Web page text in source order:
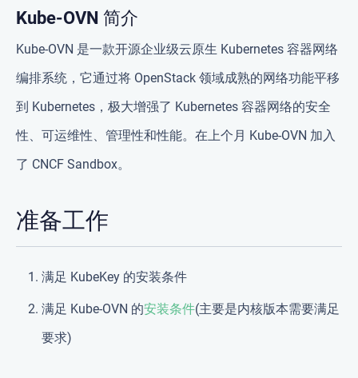
Kube-OVN 简介
Kube-OVN 是一款开源企业级云原生 Kubernetes 容器网络
编排系统，它通过将 OpenStack 领域成熟的网络功能平移
到 Kubernetes，极大增强了 Kubernetes 容器网络的安全
性、可运维性、管理性和性能。在上个月 Kube-OVN 加入
了 CNCF Sandbox。
准备工作
满足 KubeKey 的安装条件
满足 Kube-OVN 的安装条件(主要是内核版本需要满足
要求)